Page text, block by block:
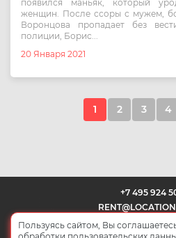
появился маньяк, который
женщин. После ссоры с мужем,
Воронцова пропадает без
полиции, Борис...
20 Января 2021
1 2 3 4
+7 495 924
Пользуясь сайтом, Вы
обработки пользовательских